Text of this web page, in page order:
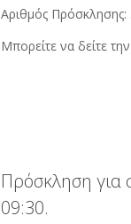
Αριθμός Πρόσκλησης:
Μπορείτε να δείτε
Πρόσκληση για
09:30.